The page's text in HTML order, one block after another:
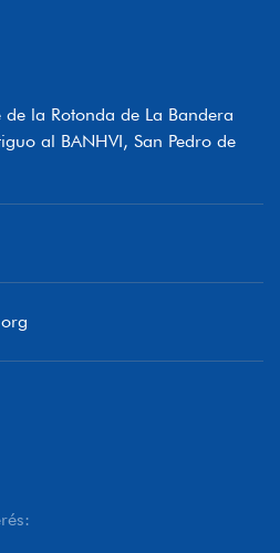
la Rotonda de La Bandera
al BANHVI, San Pedro de